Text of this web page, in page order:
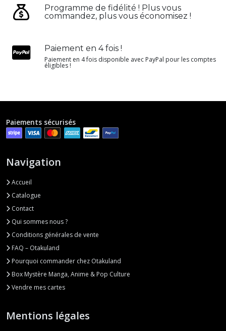
Programme de fidélité ! Plus vous
commandez, plus vous économisez !
Paiement en 4 fois !
Paiement en 4 fois disponible avec PayPal pour les comptes
éligibles !
Paiements sécurisés
Navigation
Accueil
Catalogue
Contact
Qui sommes nous ?
Conditions générales de vente
FAQ – Otakuland
Pourquoi commander chez Otakuland
Box Mystère Manga, Anime & Pop Culture
Vendre mes cartes
Mentions légales